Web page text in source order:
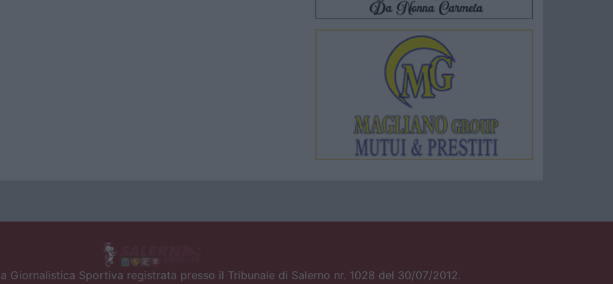
Giornalistica Sportiva registrata presso il Tribunale di Salerno nr. 1028 del 30/07/2012.